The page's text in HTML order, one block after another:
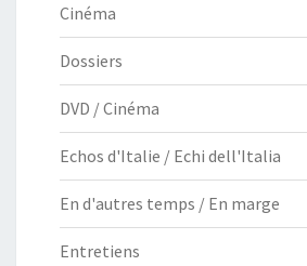
Cinéma
Dossiers
DVD / Cinéma
Echos d'Italie / Echi dell'Italia
En d'autres temps / En marge
Entretiens